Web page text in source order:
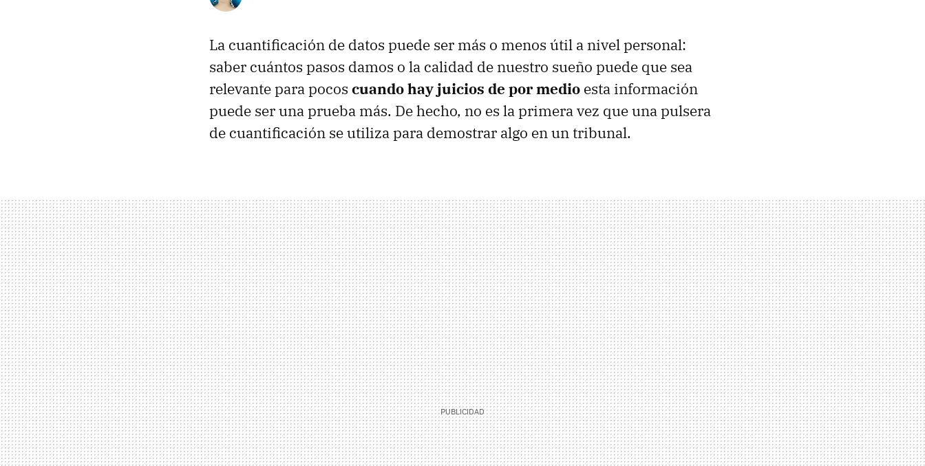
La cuantificación de datos puede ser más o menos útil a nivel personal:
saber cuántos pasos damos o la calidad de nuestro sueño puede que sea
relevante para pocos cuando hay juicios de por medio esta información
puede ser una prueba más. De hecho, no es la primera vez que una pulsera
de cuantificación se utiliza para demostrar algo en un tribunal.